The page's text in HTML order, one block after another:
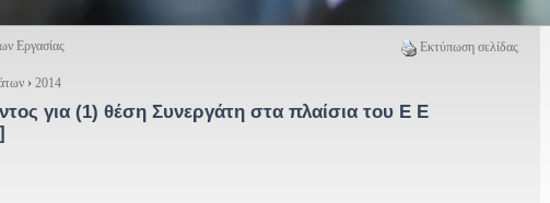
Εκτύπωση σελίδας
Εργασίας
› 2014
για (1) θέση Συνεργάτη στα πλαίσια του Ε Ε